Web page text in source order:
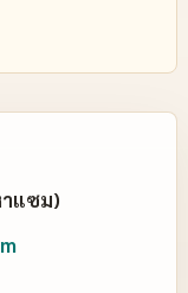
แซม)